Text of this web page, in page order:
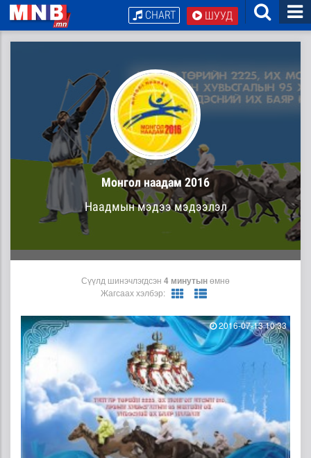
ШУУД
CHART
Монгол наадам 2016
Наадмын мэдээ мэдээлэл
Сүүлд шинэчлэгдсэн 4 минутынөмнө
Жагсаах хэлбэр:
2016-07-13 10:33